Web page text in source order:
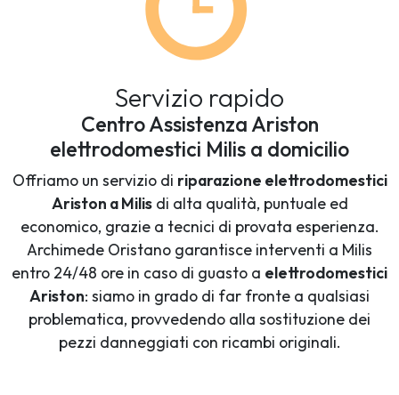
Servizio rapido
Centro Assistenza Ariston
elettrodomestici Milis a domicilio
Offriamo un servizio di riparazione elettrodomestici
Ariston a Milisdi alta qualità, puntuale ed
economico, grazie a tecnici di provata esperienza.
Archimede Oristano garantisce interventi a Milis
entro 24/48 ore in caso di guasto a elettrodomestici
Ariston: siamo in grado di far fronte a qualsiasi
problematica, provvedendo alla sostituzione dei
pezzi danneggiati con ricambi originali.